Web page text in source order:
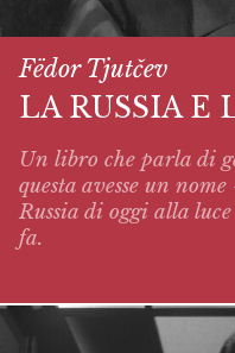
Fëdor Tjutčev
LA RUSSIA E
Un libro che parla di
questa avesse un
Russia di oggi alla
fa.